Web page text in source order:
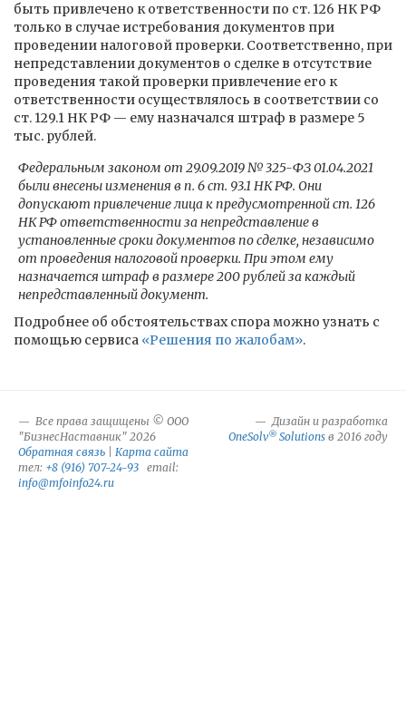
быть привлечено к ответственности по ст. 126 НК РФ
только в случае истребования документов при
проведении налоговой проверки. Соответственно, при
непредставлении документов о сделке в отсутствие
проведения такой проверки привлечение его к
ответственности осуществлялось в соответствии со
ст. 129.1 НК РФ — ему назначался штраф в размере 5
тыс. рублей.
Федеральным законом от 29.09.2019 № 325-ФЗ 01.04.2021
были внесены изменения в п. 6 ст. 93.1 НК РФ. Они
допускают привлечение лица к предусмотренной ст. 126
НК РФ ответственности за непредставление в
установленные сроки документов по сделке, независимо
от проведения налоговой проверки. При этом ему
назначается штраф в размере 200 рублей за каждый
непредставленный документ.
Подробнее об обстоятельствах спора можно узнать с
помощью сервиса «Решения по жалобам».
Все права защищены © ООО
"БизнесНаставник" 2026
Обратная связь
Карта сайта
тел: +8 (916) 707-24-93 email:
info@mfoinfo24.ru
Дизайн и разработка
OneSolv® Solutions в 2016 году